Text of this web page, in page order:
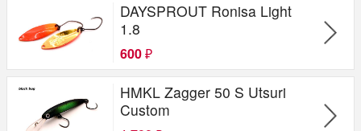
DAYSPROUT Ronisa Light
1.8
600 ₽
HMKL Zagger 50 S Utsuri
Custom